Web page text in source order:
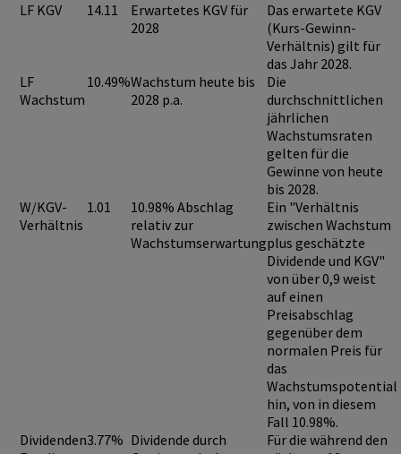
LF KGV 14.11
Erwartetes KGV für
2028
Das erwartete KGV
(Kurs-Gewinn-
Verhältnis) gilt für
das Jahr 2028.
LF
Wachstum
10.49%Wachstum heute bis
2028 p.a.
Die
durchschnittlichen
jährlichen
Wachstumsraten
gelten für die
Gewinne von heute
bis 2028.
W/KGV-
Verhältnis
1.01
10.98% Abschlag
relativ zur
Wachstumserwartung
Ein "Verhältnis
zwischen Wachstum
plus geschätzte
Dividende und KGV"
von über 0,9 weist
auf einen
Preisabschlag
gegenüber dem
normalen Preis für
das
Wachstumspotential
hin, von in diesem
Fall 10.98%.
Dividenden3.77% Dividende durch
Für die während den